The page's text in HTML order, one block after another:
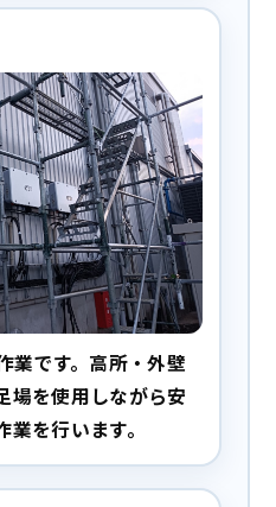
業です。高所・外壁
場を使用しながら安
を行います。